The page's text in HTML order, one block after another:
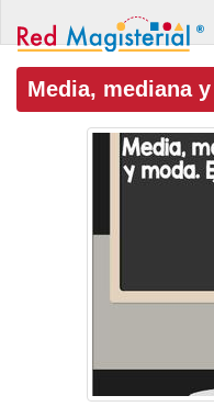
Media, mediana